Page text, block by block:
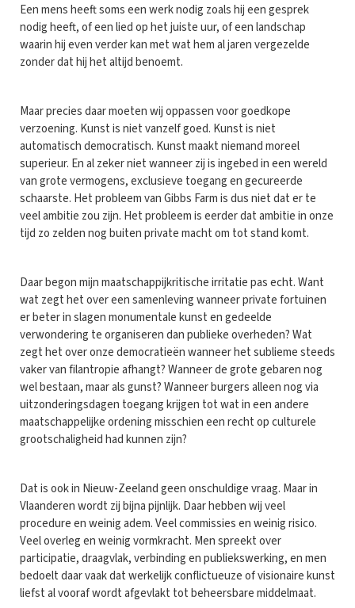
Een mens heeft soms een werk nodig zoals hij een gesprek
nodig heeft, of een lied op het juiste uur, of een landschap
waarin hij even verder kan met wat hem al jaren vergezelde
zonder dat hij het altijd benoemt.
Maar precies daar moeten wij oppassen voor goedkope
verzoening. Kunst is niet vanzelf goed. Kunst is niet
automatisch democratisch. Kunst maakt niemand moreel
superieur. En al zeker niet wanneer zij is ingebed in een wereld
van grote vermogens, exclusieve toegang en gecureerde
schaarste. Het probleem van Gibbs Farm is dus niet dat er te
veel ambitie zou zijn. Het probleem is eerder dat ambitie in onze
tijd zo zelden nog buiten private macht om tot stand komt.
Daar begon mijn maatschappijkritische irritatie pas echt. Want
wat zegt het over een samenleving wanneer private fortuinen
er beter in slagen monumentale kunst en gedeelde
verwondering te organiseren dan publieke overheden? Wat
zegt het over onze democratieën wanneer het sublieme steeds
vaker van filantropie afhangt? Wanneer de grote gebaren nog
wel bestaan, maar als gunst? Wanneer burgers alleen nog via
uitzonderingsdagen toegang krijgen tot wat in een andere
maatschappelijke ordening misschien een recht op culturele
grootschaligheid had kunnen zijn?
Dat is ook in Nieuw-Zeeland geen onschuldige vraag. Maar in
Vlaanderen wordt zij bijna pijnlijk. Daar hebben wij veel
procedure en weinig adem. Veel commissies en weinig risico.
Veel overleg en weinig vormkracht. Men spreekt over
participatie, draagvlak, verbinding en publiekswerking, en men
bedoelt daar vaak dat werkelijk conflictueuze of visionaire kunst
liefst al vooraf wordt afgevlakt tot beheersbare middelmaat.